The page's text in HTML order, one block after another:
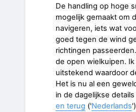
De handling op hoge
mogelijk gemaakt om
navigeren, iets wat
goed tegen de wind
richtingen
de open wielkuipen.
uitstekend waardoor
Het is nu al een
in de dagelijkse
en terug ('Nederlands